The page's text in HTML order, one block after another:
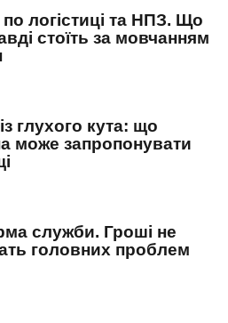
логістиці та НПЗ. Що
стоїть за мовчанням
глухого кута: що
може запропонувати
служби. Гроші не
головних проблем